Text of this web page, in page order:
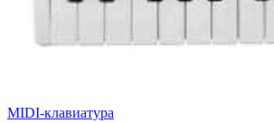
MIDI-клавиатура